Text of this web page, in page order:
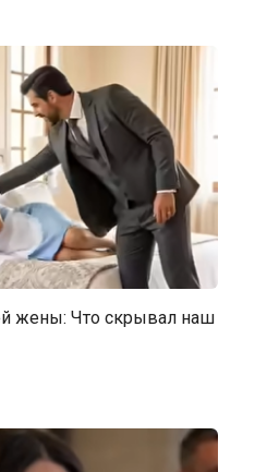
жены: Что скрывал наш